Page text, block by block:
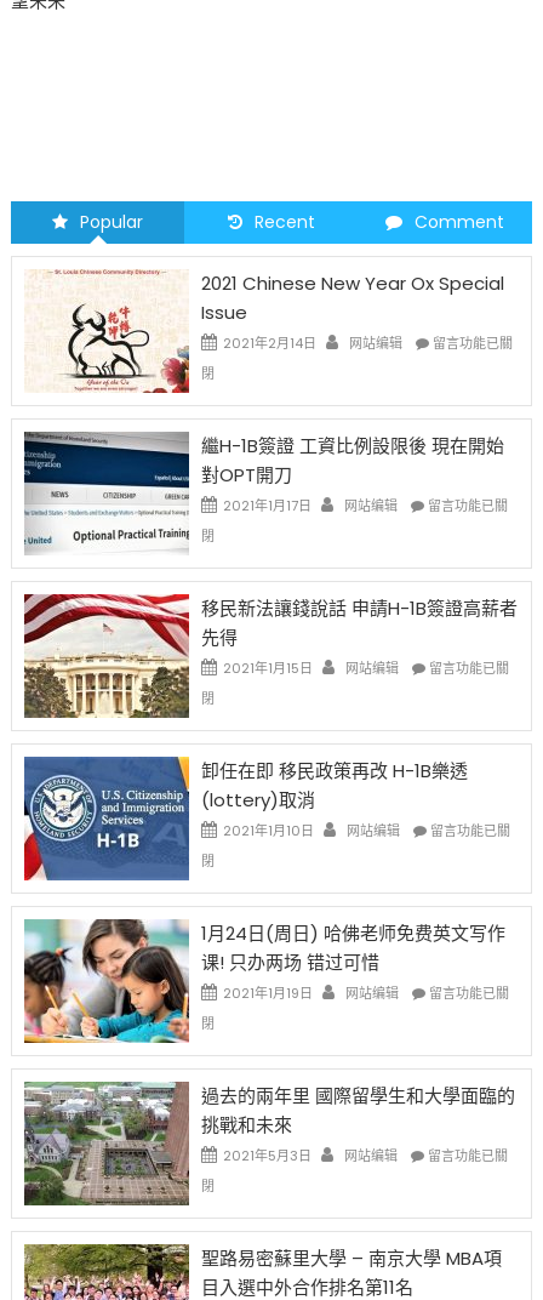
Popular Recent Comment
2021 Chinese New Year Ox Special
Issue
2021年2月14日 网站编辑
在
New
Ox
Issue〉
留言功能已關
閉
繼H-1B簽證 工資比例設限後 現在開始
對OPT開刀
2021年1月17日 网站编辑
在
1B
證
資
設
後
在
對
開
中
留言功能已關
閉
移民新法讓錢說話 申請H-1B簽證高薪者
先得
2021年1月15日 网站编辑
在
新
讓
說
請
1B
證
者
得〉
留言功能已關
閉
卸任在即 移民政策再改 H-1B樂透
(lottery)取消
2021年1月10日 网站编辑
在
在
移
政
改
1B
透
消〉
留言功能已關
閉
1月24日(周日) 哈佛老师免费英文写作
课! 只办两场 错过可惜
2021年1月19日 网站编辑
在
24
(周
哈
师
费
留言功能已關
閉
過去的兩年里 國際留學生和大學面臨的
挑戰和未來
2021年5月3日 网站编辑
在
的
年
留言功能已關
閉
聖路易密蘇里大學 – 南京大學 MBA項
目入選中外合作排名第11名